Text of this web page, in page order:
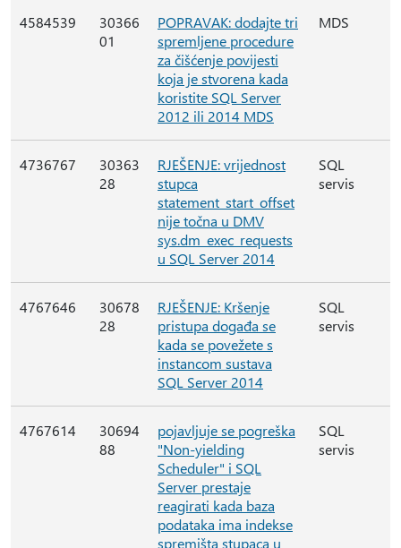
4584539
30366
01
POPRAVAK: dodajte tri
spremljene procedure
za čišćenje povijesti
koja je stvorena kada
koristite SQL Server
2012 ili 2014 MDS
MDS
4736767
30363
28
RJEŠENJE: vrijednost
stupca
statement_start_offset
nije točna u DMV
sys.dm_exec_requests
u SQL Server 2014
SQL
servis
4767646
30678
28
RJEŠENJE: Kršenje
pristupa događa se
kada se povežete s
instancom sustava
SQL Server 2014
SQL
servis
4767614
30694
88
pojavljuje se pogreška
"Non-yielding
Scheduler" i SQL
Server prestaje
reagirati kada baza
podataka ima indekse
spremišta stupaca u
SQL
servis